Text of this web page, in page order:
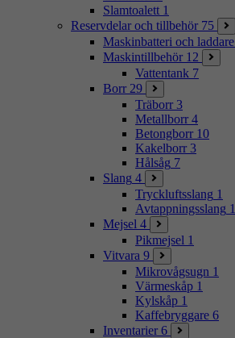
Slamtoalett 1
Reservdelar och tillbehör 75
Maskinbatteri och laddare
Maskintillbehör 12
Vattentank 7
Borr 29
Träborr 3
Metallborr 4
Betongborr 10
Kakelborr 3
Hålsåg 7
Slang 4
Tryckluftsslang 1
Avtappningsslang 1
Mejsel 4
Pikmejsel 1
Vitvara 9
Mikrovågsugn 1
Värmeskåp 1
Kylskåp 1
Kaffebryggare 6
Inventarier 6